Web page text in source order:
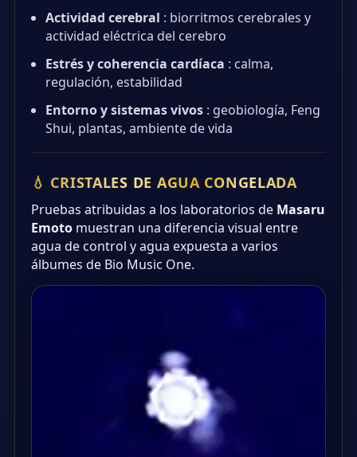
Actividad cerebral : biorritmos cerebrales y
actividad eléctrica del cerebro
Estrés y coherencia cardíaca : calma,
regulación, estabilidad
Entorno y sistemas vivos : geobiología, Feng
Shui, plantas, ambiente de vida
💧 CRISTALES DE AGUA CONGELADA
Pruebas atribuidas a los laboratorios de Masaru
Emoto muestran una diferencia visual entre
agua de control y agua expuesta a varios
álbumes de Bio Music One.